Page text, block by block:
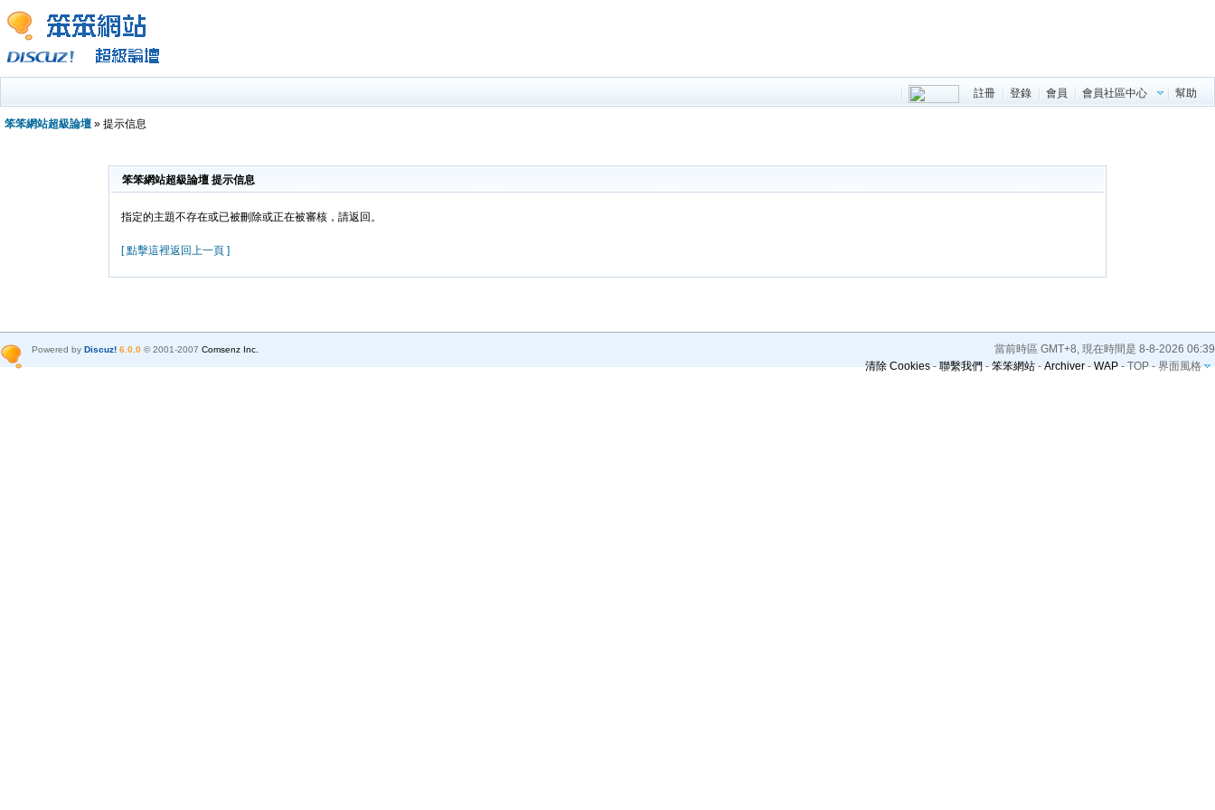
註冊 登錄 會員 會員社區中心 幫助
笨笨網站超級論壇 » 提示信息
笨笨網站超級論壇 提示信息
指定的主題不存在或已被刪除或正在被審核，請返回。
[ 點擊這裡返回上一頁 ]
當前時區 GMT+8, 現在時間是 8-8-2026 06:39
清除 Cookies - 聯繫我們 - 笨笨網站 - Archiver - WAP - TOP - 界面風格
Powered by Discuz! 6.0.0 © 2001-2007 Comsenz Inc.